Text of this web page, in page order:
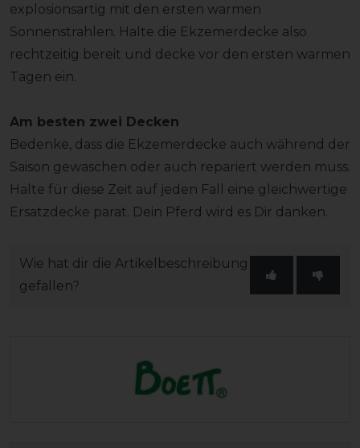
explosionsartig mit den ersten warmen
Sonnenstrahlen. Halte die Ekzemerdecke also
rechtzeitig bereit und decke vor den ersten warmen
Tagen ein.
Am besten zwei Decken
Bedenke, dass die Ekzemerdecke auch während der
Saison gewaschen oder auch repariert werden muss.
Halte für diese Zeit auf jeden Fall eine gleichwertige
Ersatzdecke parat. Dein Pferd wird es Dir danken.
Wie hat dir die Artikelbeschreibung
gefallen?